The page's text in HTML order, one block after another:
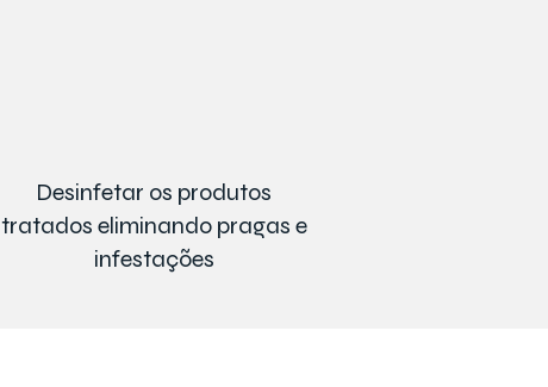
Desinfetar os produtos
tratados eliminando pragas e
infestações